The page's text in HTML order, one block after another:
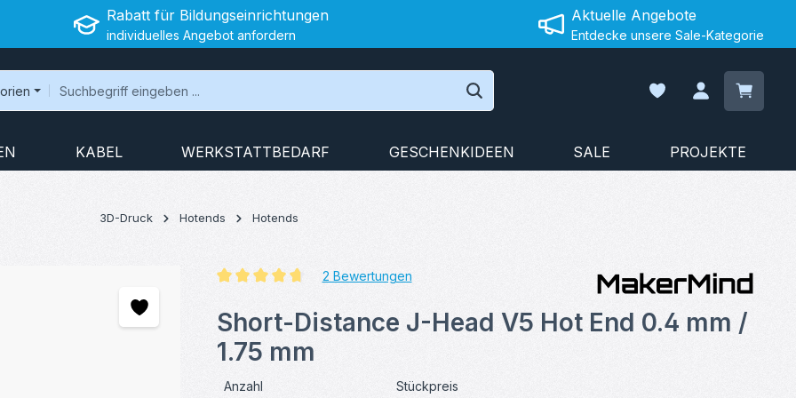
Rabatt für Bildungseinrichtungen
individuelles Angebot anfordern
Aktuelle Angebote
Entdecke unsere Sale-Kategorie
Du hast 0 Produkte
KABEL WERKSTATTBEDARF GESCHENKIDEEN SALE PROJEKTE
3D-Druck Hotends Hotends
2 Bewertungen
Short-Distance J-Head V5 Hot End 0.4 mm /
1.75 mm
Anzahl Stückpreis